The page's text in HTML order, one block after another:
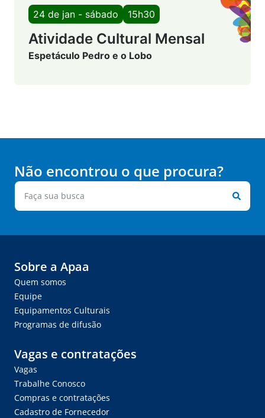
24 de jan - sábado 15h30
Atividade Cultural Mensal
Espetáculo Pedro e o Lobo
Não encontrou o que procura?
Sobre a Apaa
Quem somos
Equipe
Equipamentos Culturais
Programas de difusão
Vagas e contratações
Vagas
Trabalhe Conosco
Compras e contratações
Cadastro de Fornecedor